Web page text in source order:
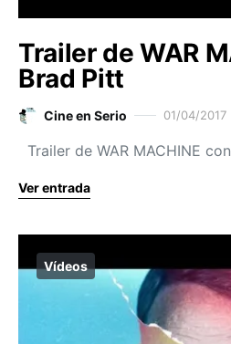
Trailer de WAR
Brad Pitt
Cine en Serio 01/04/2017
Trailer de WAR MACHINE
Ver entrada
Vídeos